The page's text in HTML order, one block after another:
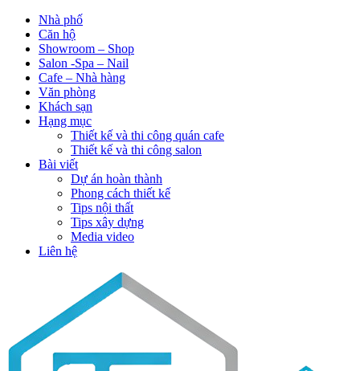
Nhà phố
Căn hộ
Showroom – Shop
Salon -Spa – Nail
Cafe – Nhà hàng
Văn phòng
Khách sạn
Hạng mục
Thiết kế và thi công quán cafe
Thiết kế và thi công salon
Bài viết
Dự án hoàn thành
Phong cách thiết kế
Tips nội thất
Tips xây dựng
Media video
Liên hệ